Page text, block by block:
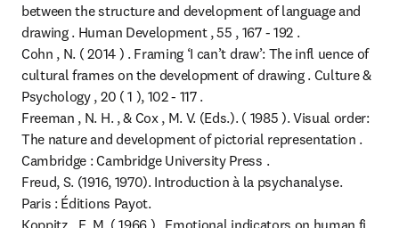
between the structure and development of language and
drawing . Human Development , 55 , 167 - 192 .
Cohn , N. ( 2014 ) . Framing ‘I can’t draw’: The infl uence of
cultural frames on the development of drawing . Culture &
Psychology , 20 ( 1 ), 102 - 117 .
Freeman , N. H. , & Cox , M. V. (Eds.). ( 1985 ). Visual order:
The nature and development of pictorial representation .
Cambridge : Cambridge University Press .
Freud, S. (1916, 1970). Introduction à la psychanalyse.
Paris : Éditions Payot.
Koppitz , E. M. ( 1966 ) . Emotional indicators on human fi